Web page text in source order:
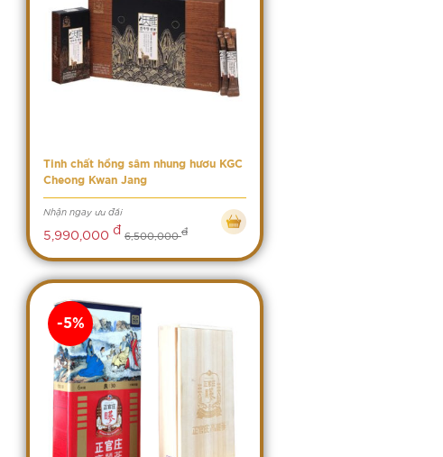
Tinh chất hồng sâm nhung hươu KGC
Cheong Kwan Jang
Nhận ngay ưu đãi
5,990,000 đ 6,500,000đ
-5%